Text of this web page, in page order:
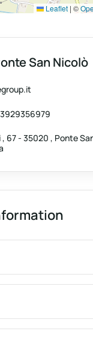
Leaflet | ©
San Nicolò
3929356979
, 67 - 35020 , Ponte